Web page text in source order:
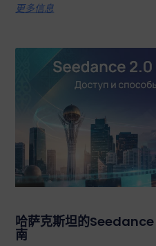
更多信息
哈萨克斯坦的
南